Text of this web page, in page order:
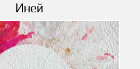
Иней